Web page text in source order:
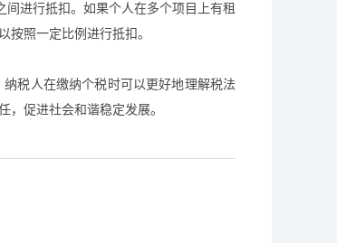
进行抵扣。如果个人在多个项目上有租
照一定比例进行抵扣。
税人在缴纳个税时可以更好地理解税法
促进社会和谐稳定发展。